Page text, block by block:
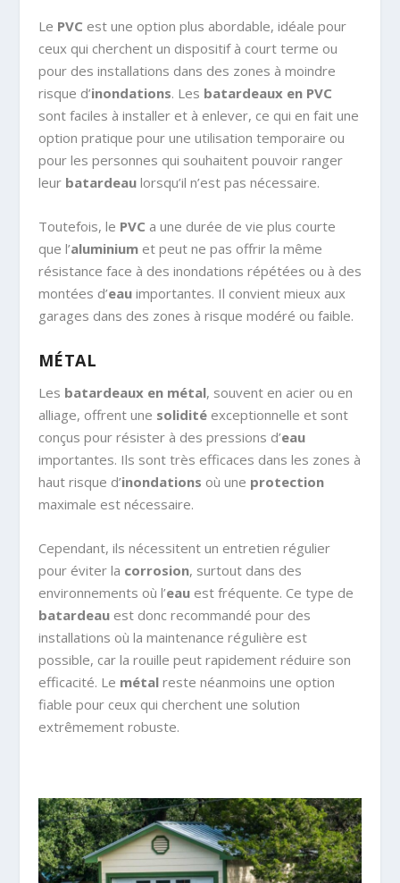
Le PVC est une option plus abordable, idéale pour
ceux qui cherchent un dispositif à court terme ou
pour des installations dans des zones à moindre
risque d’inondations. Les batardeaux en PVC
sont faciles à installer et à enlever, ce qui en fait une
option pratique pour une utilisation temporaire ou
pour les personnes qui souhaitent pouvoir ranger
leur batardeaulorsqu’il n’est pas nécessaire.
Toutefois, le PVC a une durée de vie plus courte
que l’aluminiumet peut ne pas offrir la même
résistance face à des inondations répétées ou à des
montées d’eauimportantes. Il convient mieux aux
garages dans des zones à risque modéré ou faible.
MÉTAL
Les batardeaux en métal, souvent en acier ou en
alliage, offrent une soliditéexceptionnelle et sont
conçus pour résister à des pressions d’eau
importantes. Ils sont très efficaces dans les zones à
haut risque d’inondations où une protection
maximale est nécessaire.
Cependant, ils nécessitent un entretien régulier
pour éviter la corrosion, surtout dans des
environnements où l’eauest fréquente. Ce type de
batardeauest donc recommandé pour des
installations où la maintenance régulière est
possible, car la rouille peut rapidement réduire son
efficacité. Le métalreste néanmoins une option
fiable pour ceux qui cherchent une solution
extrêmement robuste.